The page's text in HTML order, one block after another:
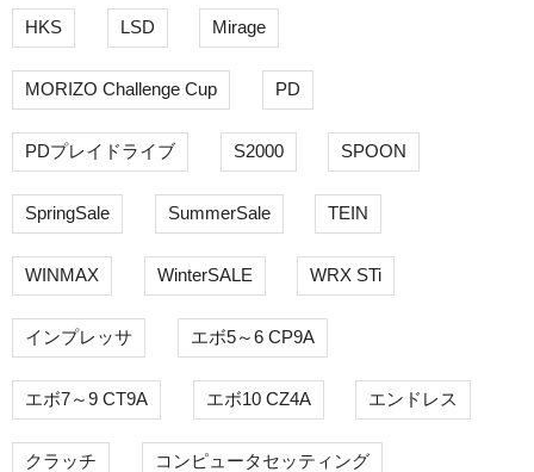
HKS LSD Mirage
MORIZO Challenge Cup PD
PDプレイドライブ S2000 SPOON
SpringSale SummerSale TEIN
WINMAX WinterSALE WRX STi
インプレッサ エボ5～6 CP9A
エボ7～9 CT9A エボ10 CZ4A エンドレス
クラッチ コンピュータセッティング